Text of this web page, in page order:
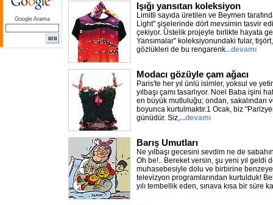
Google Arama
Işığı yansıtan koleksiyon
Limitli sayıda üretilen ve Beymen
Light" şişelerinde dört mevsimin tasvir
çekiyor. Üstelik projeyle birlikte hayata
Yansımalar" koleksiyonundaki fular,
gözlükleri de bu rengarenk...devamı
Modacı gözüyle çam ağacı
Paris'te her yıl ünlü isimler, yoksul ve
yılbaşı çamı tasarlıyor. Noel Baba işini
en büyük mutluluğu; ondan, sakalından
boyunca kurtulmaktır.1 Ocak, biz
günüdür. Siz,...devamı
Barış Umutları
Ne yılbaşı gecesini sevdim ne de
Oh be!.. Bereket versin, şu yeni yıl geldi
muhasebesiyle dolu ve birbirine
televizyon programlarından kurtulduk!
yılı tembellik eden, sınava kısa bir süre